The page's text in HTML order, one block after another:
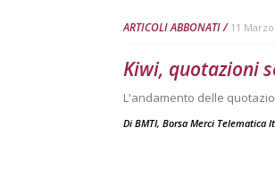
ARTICOLI ABBONATI 11
Kiwi, quotazioni
L'andamento delle
Di BMTI, Borsa Merci Telematica